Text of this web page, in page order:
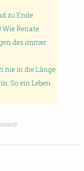
zu Ende
Renate
des immer
nie in die Länge
So ein Leben